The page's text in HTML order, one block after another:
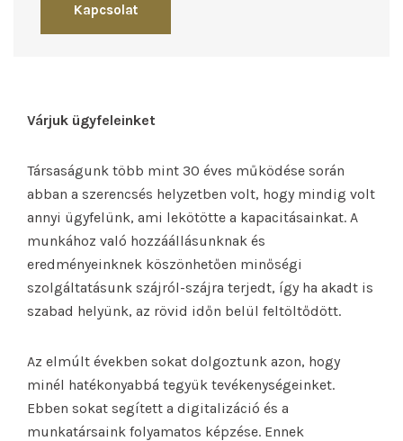
Kapcsolat
Várjuk ügyfeleinket
Társaságunk több mint 30 éves működése során
abban a szerencsés helyzetben volt, hogy mindig volt
annyi ügyfelünk, ami lekötötte a kapacitásainkat. A
munkához való hozzáállásunknak és
eredményeinknek köszönhetően minőségi
szolgáltatásunk szájról-szájra terjedt, így ha akadt is
szabad helyünk, az rövid időn belül feltöltődött.
Az elmúlt években sokat dolgoztunk azon, hogy
minél hatékonyabbá tegyük tevékenységeinket.
Ebben sokat segített a digitalizáció és a
munkatársaink folyamatos képzése. Ennek